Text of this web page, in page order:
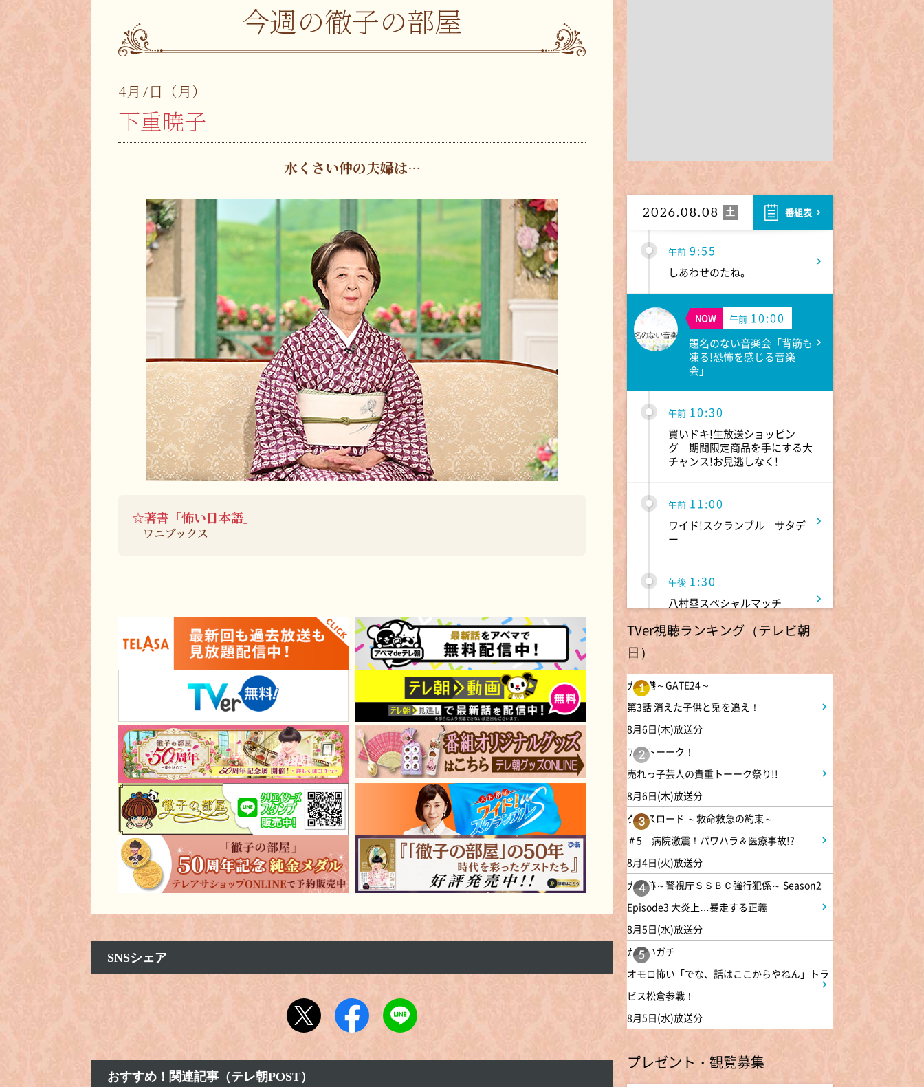
今週の徹子の部屋
4月7日（月）
下重暁子
水くさい仲の夫婦は…
☆著書「怖い日本語」
ワニブックス
SNSシェア
おすすめ！関連記事（テレ朝POST）
2026.08.08 土 番組表
午前 9:30
タイプスリップ!?昭和大正の暮
らしをする衝撃家族
午前 9:55
しあわせのたね。
NOW 午前 10:00
題名のない音楽会「背筋も
凍る!恐怖を感じる音楽
会」
午前 10:30
買いドキ!生放送ショッピン
グ 期間限定商品を手にする大
チャンス!お見逃しなく!
午前 11:00
ワイド!スクランブル サタデ
ー
午後 1:30
八村塁スペシャルマッチ
なにわ男子の逆転男子 高橋恭
平の休日に密着!呼び出した仲
良しのある人とは!?
午後 4:00
バチバチSTAR
午後 4:30
クレヨンしんちゃん 【スワン
ボート伝説だゾ】
午後 5:00
ドラえもん 【ウラメシズキ
ン】ほか
午後 5:30
ANNスーパーJチャンネル
6:00
人生の楽園 夏の1時間!ふるさ
と大好きスペシャル
TVer視聴ランキング（テレビ朝
日）
1
大空港～GATE24～
第3話 消えた子供と兎を追え！
8月6日(木)放送分
2
アメトーーク！
売れっ子芸人の貴重トーーク祭り!!
8月6日(木)放送分
3
クロスロード ～救命救急の約束～
＃5 病院激震！パワハラ＆医療事故!?
8月4日(火)放送分
4
大追跡～警視庁ＳＳＢＣ強行犯係～ Season2
Episode3 大炎上…暴走する正義
8月5日(水)放送分
5
かまいガチ
オモロ怖い「でな、話はここからやねん」トラ
ビス松倉参戦！
8月5日(水)放送分
プレゼント・観覧募集